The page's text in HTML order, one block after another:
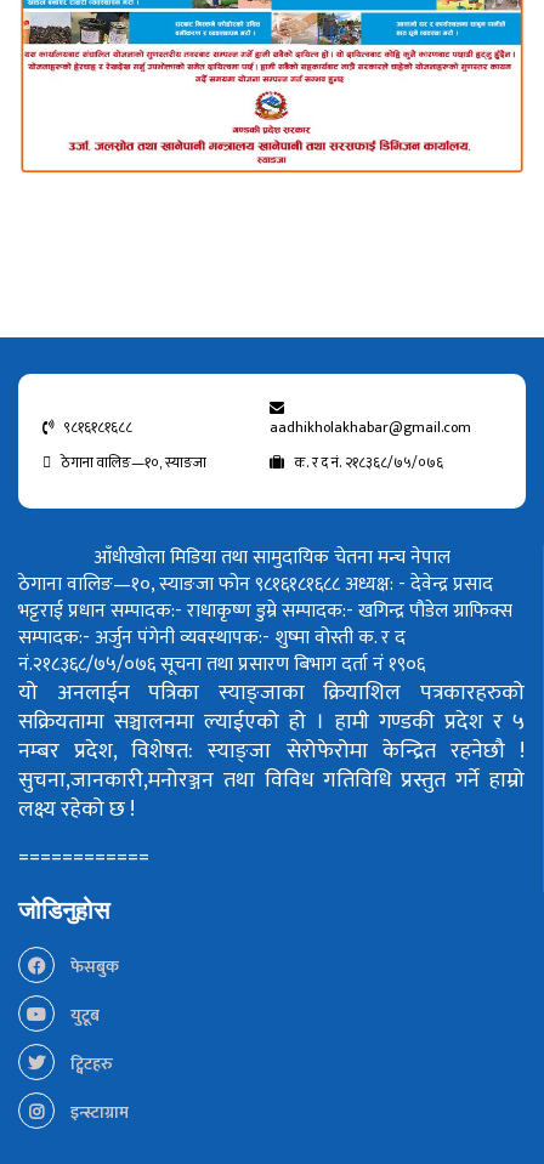
९८१६१८१६८८
aadhikholakhabar@gmail.com
ठेगाना वालिङ—१०, स्याङजा
क. र द नं. २१८३६८/७५/०७६
आँधीखोला मिडिया तथा सामुदायिक चेतना मन्च नेपाल
ठेगाना वालिङ—१०, स्याङजा फोन ९८१६१८१६८८अध्यक्ष: - देवेन्द्र प्रसाद
भट्टराईप्रधान सम्पादक:- राधाकृष्ण डुम्रेसम्पादक:- खगिन्द्र पौडेलग्राफिक्स
सम्पादक:- अर्जुन पंगेनीव्यवस्थापक:- शुष्मा वोस्तीक. र द
नं.२१८३६८/७५/०७६सूचना तथा प्रसारण बिभाग दर्ता नं १९०६
यो अनलाईन पत्रिका स्याङ्जाका क्रियाशिल पत्रकारहरुको
सक्रियतामा सञ्चालनमा ल्याईएको हो । हामी गण्डकी प्रदेश र ५
नम्बर प्रदेश, विशेषत: स्याङ्जा सेरोफेरोमा केन्द्रित रहनेछौ !
सुचना,जानकारी,मनोरञ्जन तथा विविध गतिविधि प्रस्तुत गर्ने हाम्रो
लक्ष्य रहेको छ !
============
जोडिनुहोस
फेसबुक
युटूब
ट्विटहरु
इन्स्टाग्राम